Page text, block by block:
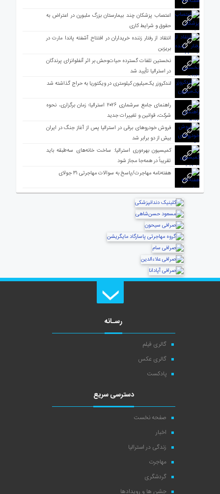
اعتصاب پزشکان چند بیمارستان بزرگ ملبورن در اعتراض به
حقوق و شرایط کاری
انتقاد از رفتار زننده خریداران در افتتاح آشفته پاندا مارت در
بریزبن
نخستین تلفات گسترده حیات‌وحش بر اثر آنفلوانزای پرندگان
در استرالیا تأیید شد
لندکروزر یک‌میلیون کیلومتری در ویکتوریا به حراج گذاشته شد
راهنمای جامع سرشماری ۲۰۲۶ استرالیا؛ زمان برگزاری، نحوه
شرکت، قوانین و تغییرات جدید
فروش خودروهای برقی در استرالیا پس از آغاز جنگ در ایران
بیش از دو برابر شد
کمیسیون بهره‌وری استرالیا: ساخت خانه‌های سه‌طبقه باید
تقریباً در همه‌جا مجاز شود
هفته‌نامه مهاجرت/پاسخ به سوالات مهاجرتی ۳۱ جولای
رسـانه
گالری فیلم
گالری عکس
پادکست
دسترسی سریع
صفحه نخست
اخبار
زندگی در استرالیا
مهاجرت
گردشگری
جشن ها و رویدادها